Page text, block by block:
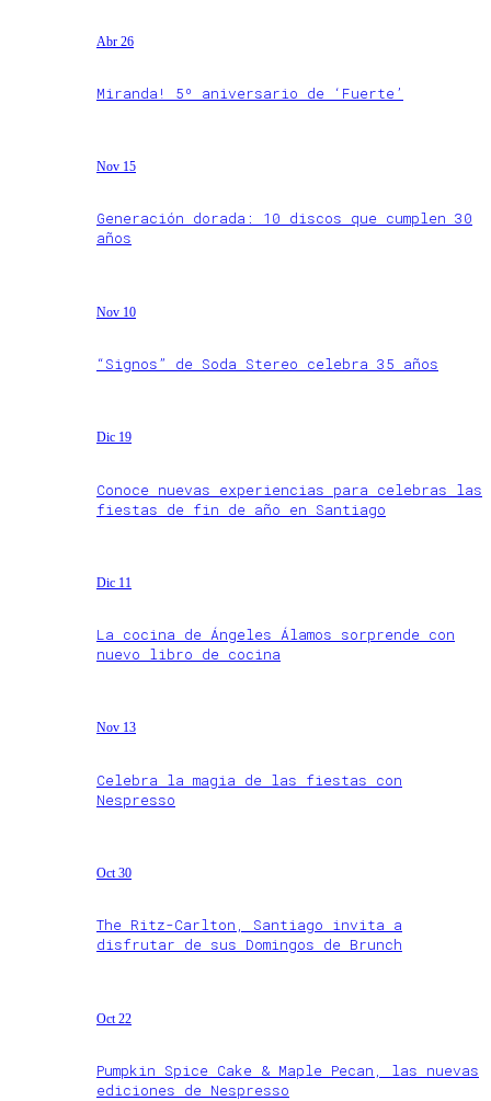
Abr 26
Miranda! 5º aniversario de ‘Fuerte’
Nov 15
Generación dorada: 10 discos que cumplen 30
años
Nov 10
“Signos” de Soda Stereo celebra 35 años
Dic 19
Conoce nuevas experiencias para celebras las
fiestas de fin de año en Santiago
Dic 11
La cocina de Ángeles Álamos sorprende con
nuevo libro de cocina
Nov 13
Celebra la magia de las fiestas con
Nespresso
Oct 30
The Ritz-Carlton, Santiago invita a
disfrutar de sus Domingos de Brunch
Oct 22
Pumpkin Spice Cake & Maple Pecan, las nuevas
ediciones de Nespresso